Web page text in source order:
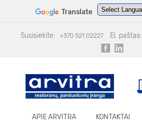
Translate
Susisiekite: +370 521 02227 El. paštas:
APIE ARVITRA KONTAKTAI